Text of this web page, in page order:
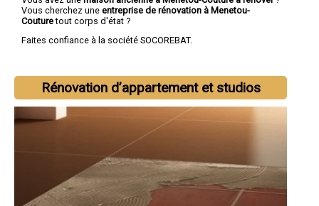
Vous cherchez une entreprise de rénovation à Menetou-
Couturetout corps d'état ?
Faites confiance à la société SOCOREBAT.
Rénovation d’appartement et studios